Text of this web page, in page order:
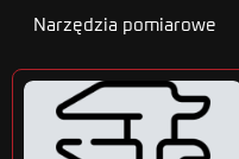
Narzędzia pomiarowe